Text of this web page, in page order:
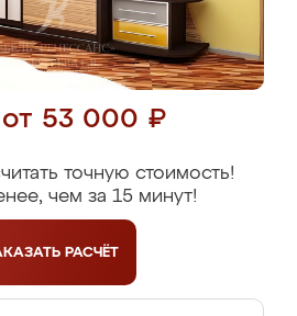
53 000 ₽
точную стоимость!
чем за 15 минут!
РАСЧЁТ